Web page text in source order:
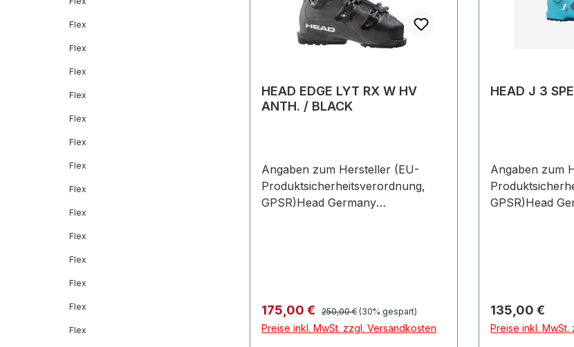
Flex
Flex
Flex
Flex
Flex
Flex
Flex
Flex
Flex
Flex
Flex
Flex
Flex
Flex
HEAD EDGE LYT RX W HV
ANTH. / BLACK
Angaben zum Hersteller (EU-
Produktsicherheitsverordnung,
GPSR)Head Germany
Verkaufspreis:
175,00 € Regulärer Preis:
250,00 € (30% gespart)
Preise inkl. MwSt. zzgl. Versandkosten
HEAD J 3
Angaben zum
GPSR)Head
Regulärer Preis:
135,00 €
Preise inkl.